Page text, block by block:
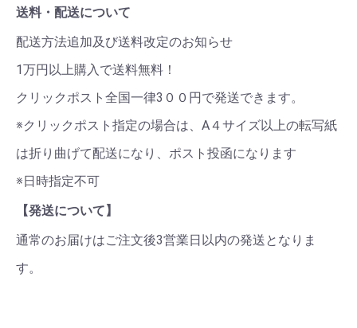
送料・配送について
配送方法追加及び送料改定のお知らせ
1万円以上購入で送料無料！
クリックポスト全国一律3００円で発送できます。
※クリックポスト指定の場合は、A４サイズ以上の転写紙
は折り曲げて配送になり、ポスト投函になります
※日時指定不可
【発送について】
通常のお届けはご注文後3営業日以内の発送となりま
す。